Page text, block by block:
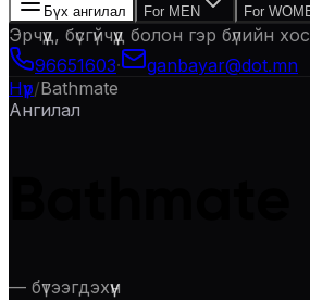
Бүх ангилал For MEN For
Эрчүүд, бүсгүйчүүд болон гэр бүлийн
96651603·
ganbayar@dot.mn
Нүүр/Bathmate
Ангилал
— бүтээгдэхүүн